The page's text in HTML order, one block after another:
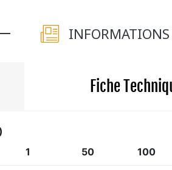
Fiche
1
50 100